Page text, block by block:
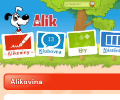
Alíkoviny Klubovna Hry N
Alíkovina